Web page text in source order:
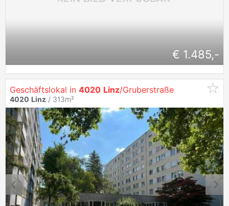
€ 1.485,-
Geschäftslokal in 4020 Linz/Gruberstraße
4020 Linz / 313m²